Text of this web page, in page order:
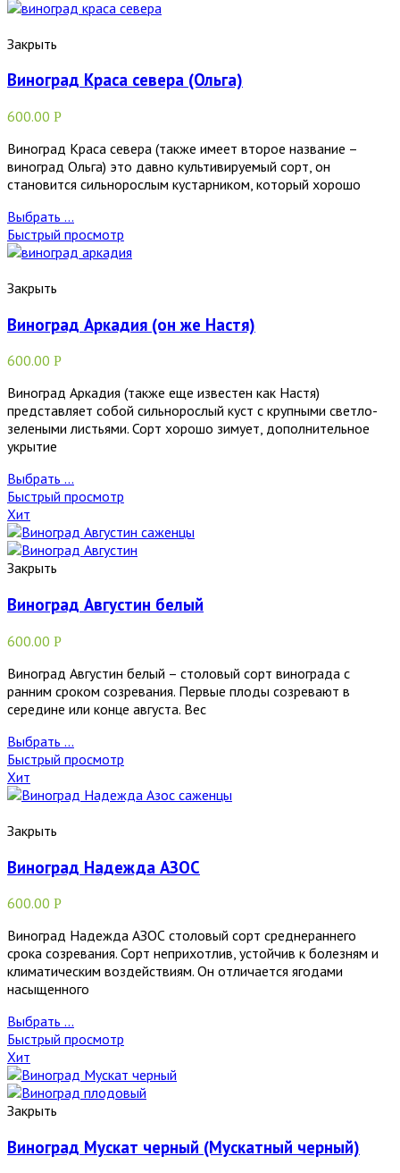
Закрыть
Виноград Краса севера (Ольга)
600.00 Р
Виноград Краса севера (также имеет второе название –
виноград Ольга) это давно культивируемый сорт, он
становится сильнорослым кустарником, который хорошо
Выбрать ...
Быстрый просмотр
Закрыть
Виноград Аркадия (он же Настя)
600.00 Р
Виноград Аркадия (также еще известен как Настя)
представляет собой сильнорослый куст с крупными светло-
зелеными листьями. Сорт хорошо зимует, дополнительное
укрытие
Выбрать ...
Быстрый просмотр
Хит
Закрыть
Виноград Августин белый
600.00 Р
Виноград Августин белый – столовый сорт винограда с
ранним сроком созревания. Первые плоды созревают в
середине или конце августа. Вес
Выбрать ...
Быстрый просмотр
Хит
Закрыть
Виноград Надежда АЗОС
600.00 Р
Виноград Надежда АЗОС столовый сорт среднераннего
срока созревания. Сорт неприхотлив, устойчив к болезням и
климатическим воздействиям. Он отличается ягодами
насыщенного
Выбрать ...
Быстрый просмотр
Хит
Закрыть
Виноград Мускат черный (Мускатный черный)